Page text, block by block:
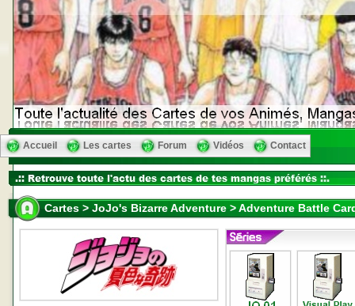
Accueil Les cartes Forum Vidéos Contact
Cartes > JoJo's Bizarre Adventure > Adventure Battle